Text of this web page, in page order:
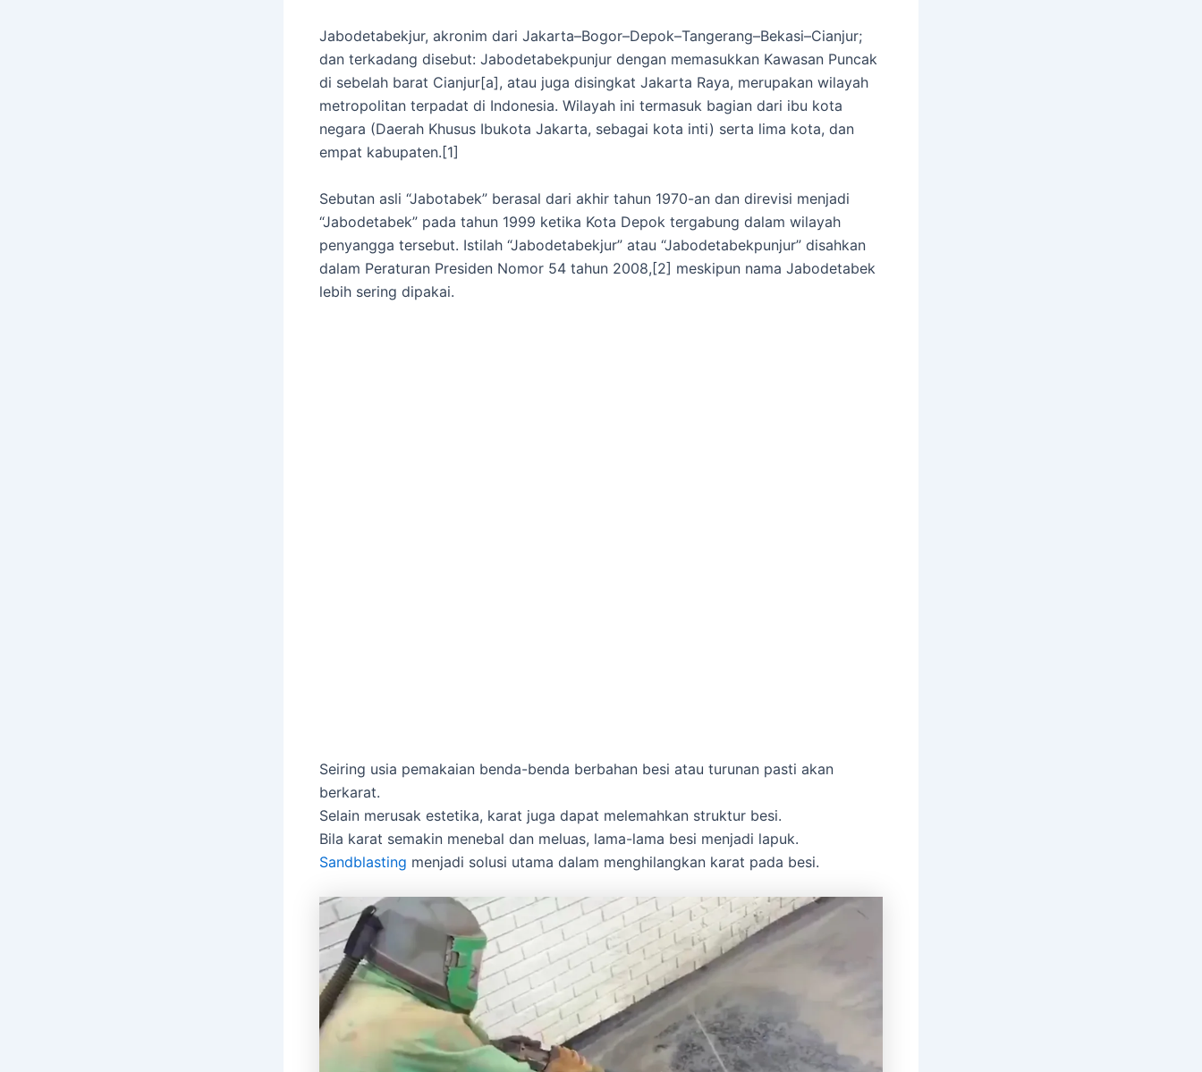
Jabodetabekjur, akronim dari Jakarta–Bogor–Depok–Tangerang–Bekasi–Cianjur;
dan terkadang disebut: Jabodetabekpunjur dengan memasukkan Kawasan Puncak
di sebelah barat Cianjur[a], atau juga disingkat Jakarta Raya, merupakan wilayah
metropolitan terpadat di Indonesia. Wilayah ini termasuk bagian dari ibu kota
negara (Daerah Khusus Ibukota Jakarta, sebagai kota inti) serta lima kota, dan
empat kabupaten.[1]
Sebutan asli “Jabotabek” berasal dari akhir tahun 1970-an dan direvisi menjadi
“Jabodetabek” pada tahun 1999 ketika Kota Depok tergabung dalam wilayah
penyangga tersebut. Istilah “Jabodetabekjur” atau “Jabodetabekpunjur” disahkan
dalam Peraturan Presiden Nomor 54 tahun 2008,[2] meskipun nama Jabodetabek
lebih sering dipakai.
Seiring usia pemakaian benda-benda berbahan besi atau turunan pasti akan
berkarat.
Selain merusak estetika, karat juga dapat melemahkan struktur besi.
Bila karat semakin menebal dan meluas, lama-lama besi menjadi lapuk.
Sandblasting menjadi solusi utama dalam menghilangkan karat pada besi.